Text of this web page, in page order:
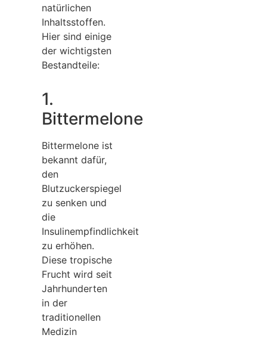
natürlichen
Inhaltsstoffen.
Hier sind einige
der wichtigsten
Bestandteile:
1.
Bittermelone
Bittermelone ist
bekannt dafür,
den
Blutzuckerspiegel
zu senken und
die
Insulinempfindlichkeit
zu erhöhen.
Diese tropische
Frucht wird seit
Jahrhunderten
in der
traditionellen
Medizin